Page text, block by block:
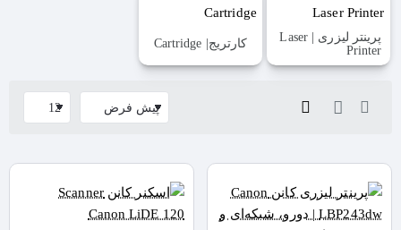
پرینتر لیزری | Laser
Printer
کارتریج| Cartridge